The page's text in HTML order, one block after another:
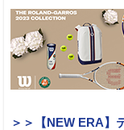
＞＞【NEW ERA】